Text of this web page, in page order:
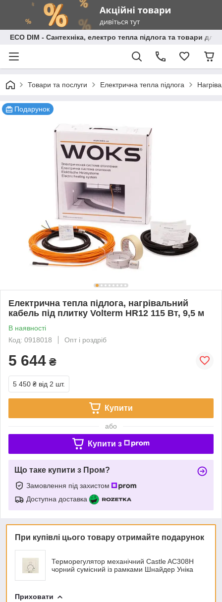
ECO DIM - Сантехніка, електро тепла підлога та товари для
Товари та послуги Електрична тепла підлога
Подарунок
Електрична тепла підлога, нагрівальний
кабель під плитку Volterm HR12 115 Вт, 9,5 м
В наявності
Код: 0918018
Опт і роздріб
5 644 ₴
5 450 ₴ від 2 шт.
Купити
або
Купити з
Що таке купити з Пром?
Замовлення під захистом
Доступна доставка
При купівлі цього товару отримайте подарунок
Терморегулятор механічний Castle AC308H
чорний сумісний із рамками Шнайдер Уніка
Приховати